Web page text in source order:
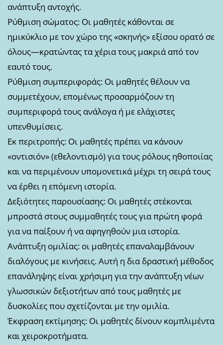
ανάπτυξη αντοχής.
Ρύθμιση σώματος: Οι μαθητές κάθονται σε
ημικύκλιο με τον χώρο της «σκηνής» εξίσου ορατό σε
όλους—κρατώντας τα χέρια τους μακριά από τον
εαυτό τους.
Ρύθμιση συμπεριφοράς: Οι μαθητές θέλουν να
συμμετέχουν, επομένως προσαρμόζουν τη
συμπεριφορά τους ανάλογα ή με ελάχιστες
υπενθυμίσεις.
Εκ περιτροπής: Οι μαθητές πρέπει να κάνουν
«οντισιόν» (εθελοντισμό) για τους ρόλους ηθοποιίας
και να περιμένουν υπομονετικά μέχρι τη σειρά τους
να έρθει η επόμενη ιστορία.
Δεξιότητες παρουσίασης: Οι μαθητές στέκονται
μπροστά στους συμμαθητές τους για πρώτη φορά
για να παίξουν ή να αφηγηθούν μια ιστορία.
Ανάπτυξη ομιλίας: οι μαθητές επαναλαμβάνουν
διαλόγους με κινήσεις. Αυτή η δια δραστική μέθοδος
επανάληψης είναι χρήσιμη για την ανάπτυξη νέων
γλωσσικών δεξιοτήτων από τους μαθητές με
δυσκολίες που σχετίζονται με την ομιλία.
Έκφραση εκτίμησης: Οι μαθητές δίνουν κομπλιμέντα
και χειροκροτήματα.